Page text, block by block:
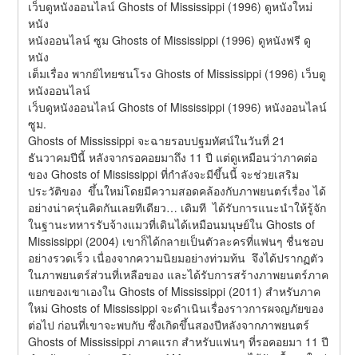
เว็บดูหนังออนไลน์ Ghosts of Mississippi (1996) ดูหนังใหม่
หนัง
หนังออนไลน์ ซูม Ghosts of Mississippi (1996) ดูหนังฟรี ดู
หนัง
เต็มเรื่อง พากย์ไทยชนโรง Ghosts of Mississippi (1996) เว็บดู
หนังออนไลน์
เว็บดูหนังออนไลน์ Ghosts of Mississippi (1996) หนังออนไลน์
ซูม.
Ghosts of Mississippi จะฉายรอบปฐมทัศน์ในวันที่ 21
ธันวาคมปีนี้ หลังจากรอคอยมาถึง 11 ปี แต่ดูเหมือนว่าภาคต่อ
ของ Ghosts of Mississippi ที่กำลังจะมีขึ้นนี้ จะช่วยเสริม
ประวัติของ  ขึ้นใหม่โดยมีความสอดคล้องกับภาพยนตร์เรื่อง ได้
อย่างน่าครุ่นคิดกันเลยทีเดียว… เดิมที  ได้รับการแนะนำให้รู้จัก
ในฐานะทหารรับจ้างแมวที่เดินได้เหมือนมนุษย์ใน Ghosts of
Mississippi (2004) เขาก็ได้กลายเป็นตัวละครที่แฟนๆ ชื่นชอบ
อย่างรวดเร็ว เนื่องจากความนิยมอย่างท่วมท้น  จึงได้ปรากฏตัว
ในภาพยนตร์ส่วนที่เหลือของ และได้รับการสร้างภาพยนตร์ภาค
แยกของเขาเองใน Ghosts of Mississippi (2011) สำหรับภาค
ใหม่ Ghosts of Mississippi จะดำเนินเรื่องราวการผจญภัยของ
ต่อไป ก่อนที่เขาจะพบกับ ซึ่งเกิดขึ้นสองปีหลังจากภาพยนตร์
Ghosts of Mississippi ภาคแรก สำหรับแฟนๆ ที่รอคอยมา 11 ปี